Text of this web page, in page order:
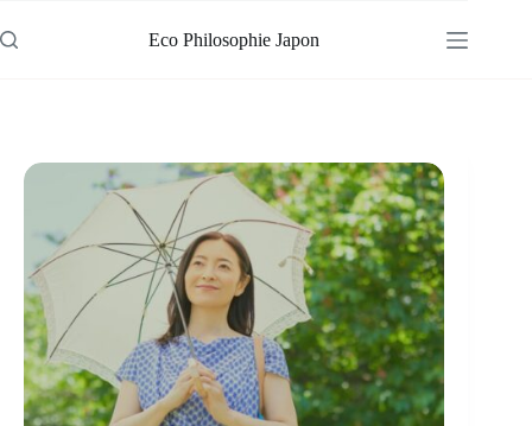
au
contenu
Eco Philosophie Japon